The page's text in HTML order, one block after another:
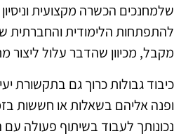
שלמחנכים הכשרה מקצועית
להתפתחות הלימודית והחברתית
מקבל, מכיוון שהדבר עלול ליצור
כיבוד גבולות כרוך גם בתקשורת
ופנה אליהם בשאלות או חששות
נכונותך לעבוד בשיתוף פעולה